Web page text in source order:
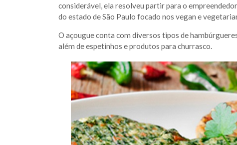
considerável, ela resolveu partir para o
do estado de São Paulo focado nos vegan e
O açougue conta com diversos tipos de
além de espetinhos e produtos para churrasco.